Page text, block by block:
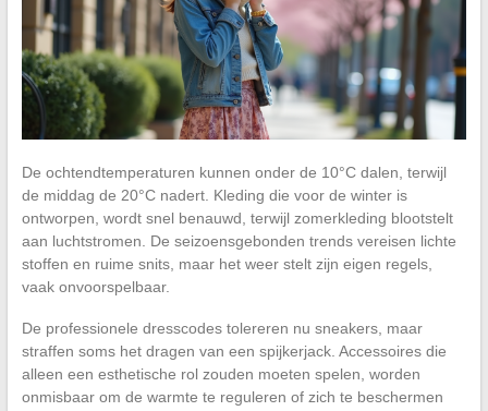
De ochtendtemperaturen kunnen onder de 10°C dalen, terwijl
de middag de 20°C nadert. Kleding die voor de winter is
ontworpen, wordt snel benauwd, terwijl zomerkleding blootstelt
aan luchtstromen. De seizoensgebonden trends vereisen lichte
stoffen en ruime snits, maar het weer stelt zijn eigen regels,
vaak onvoorspelbaar.
De professionele dresscodes tolereren nu sneakers, maar
straffen soms het dragen van een spijkerjack. Accessoires die
alleen een esthetische rol zouden moeten spelen, worden
onmisbaar om de warmte te reguleren of zich te beschermen